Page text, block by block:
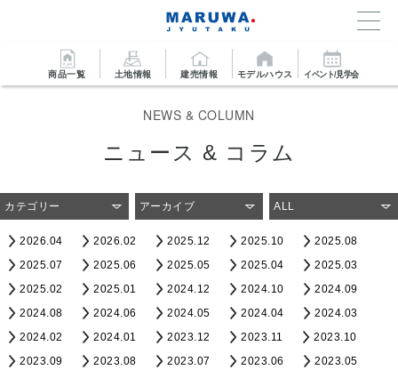
商品一覧 土地情報 建売情報 モデルハウス イベント/見学会
NEWS & COLUMN
ニュース & コラム
カテゴリー アーカイブ ALL
2026.04 2026.02 2025.12 2025.10
2025.08
2025.07
2025.06 2025.05 2025.04
2025.03
2025.02
2025.01 2024.12 2024.10
2024.09
2024.08
2024.06 2024.05 2024.04
2024.03
2024.02
2024.01 2023.12 2023.11
2023.10
2023.09
2023.08 2023.07 2023.06
2023.05